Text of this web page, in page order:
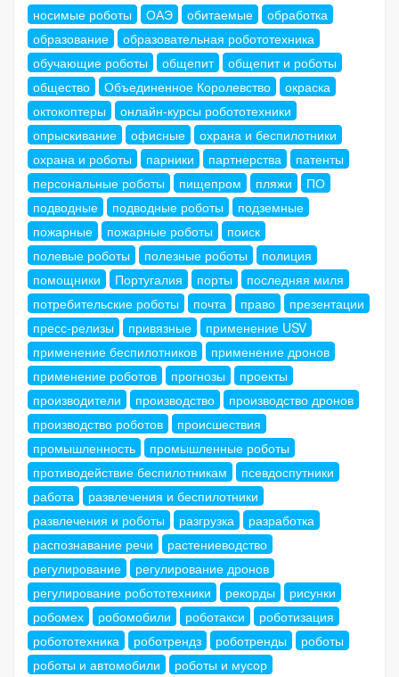
носимые роботы
ОАЭ обитаемые
обработка
образование
образовательная робототехника
обучающие роботы
общепит
общепит и роботы
общество
Объединенное Королевство
окраска
октокоптеры
онлайн-курсы робототехники
опрыскивание
офисные
охрана и беспилотники
охрана и роботы
парники партнерства
патенты
персональные роботы
пищепром пляжи
ПО
подводные
подводные роботы
подземные
пожарные
пожарные роботы
поиск
полевые роботы
полезные роботы
полиция
помощники
Португалия порты
последняя миля
потребительские роботы
почта право
презентации
пресс-релизы
привязные
применение USV
применение беспилотников
применение дронов
применение роботов
прогнозы
проекты
производители
производство
производство дронов
производство роботов
происшествия
промышленность
промышленные роботы
противодействие беспилотникам
псевдоспутники
работа
развлечения и беспилотники
развлечения и роботы
разгрузка
разработка
распознавание речи
растениеводство
регулирование
регулирование дронов
регулирование робототехники
рекорды
рисунки
робомех
робомобили роботакси
роботизация
робототехника
роботрендз роботренды
роботы
роботы и автомобили
роботы и мусор